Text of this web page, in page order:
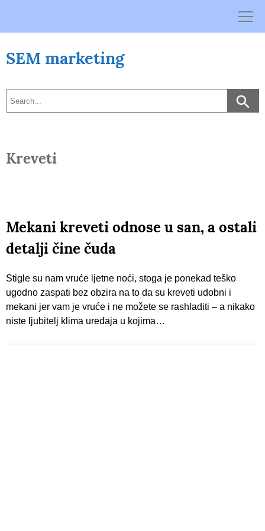
SEM marketing
Kreveti
Mekani kreveti odnose u san, a ostali
detalji čine čuda
Stigle su nam vruće ljetne noći, stoga je ponekad teško
ugodno zaspati bez obzira na to da su kreveti udobni i
mekani jer vam je vruće i ne možete se rashladiti – a nikako
niste ljubitelj klima uređaja u kojima…